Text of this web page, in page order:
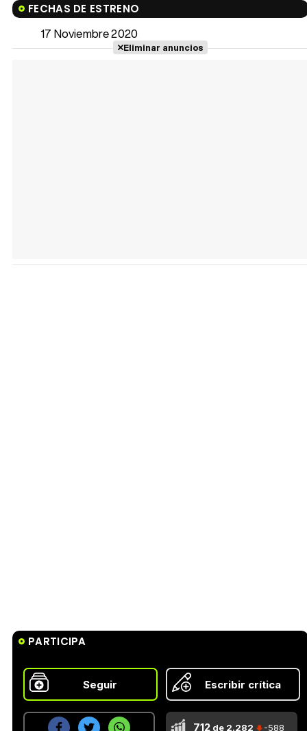
FECHAS DE ESTRENO
17 Noviembre 2020
Eliminar anuncios
PARTICIPA
Seguir Escribir crítica
712de 2.282 -588